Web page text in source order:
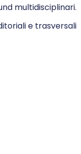
multidisciplinari.
e trasversali